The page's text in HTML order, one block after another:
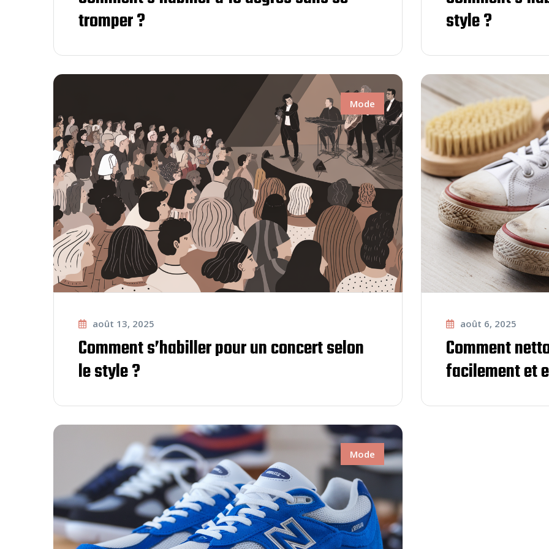
tromper ?
style ?
Mode
août 13, 2025
Comment s’habiller pour un concert selon
le style ?
août 6, 2025
Comment
facilement et
Mode